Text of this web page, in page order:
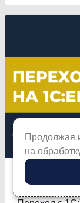
Переход
Продолжая
на